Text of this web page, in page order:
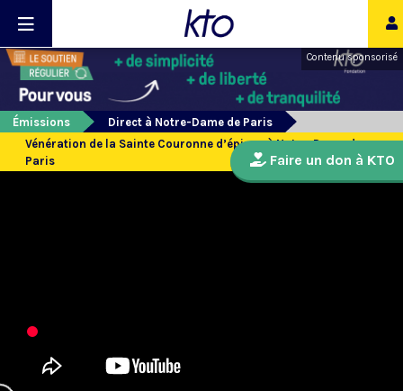
Contenu sponsorisé
Émissions
Direct à Notre-Dame de Paris
Vénération de la Sainte Couronne d’épines à Notre-Dame de
Paris
Faire un don à KTO